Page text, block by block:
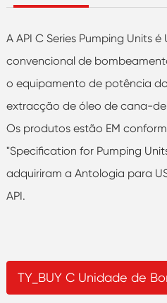
A API C Series Pumping Units
convencional de
o equipamento de potência
extracção de óleo de cana-
Os produtos estão EM
"Specification for Pumping
adquiriram a Antologia para
API.
TY_BUY C Unidade de